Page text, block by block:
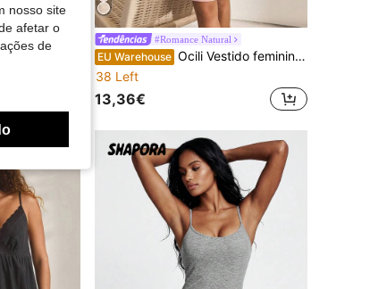
Frontal Vestido De Salão #Romance Natural
EU Warehouse Ocili Vestido feminino casual de manga curta com bolso decorativo, ideal para o verão.
38 Left
13,36€
nosso site
afetar o
de